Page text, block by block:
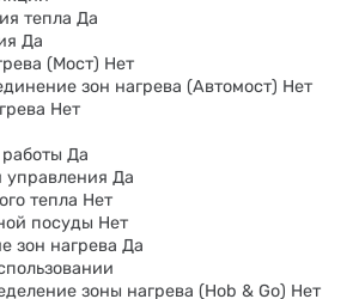
тепла Да
Да
(Мост) Нет
зон нагрева (Автомост) Нет
Нет
Да
Да
тепла Нет
посуды Нет
зон нагрева Да
зоны нагрева (Hob & Go) Нет